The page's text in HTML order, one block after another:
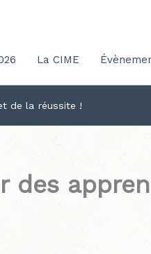
La CIME
de la réussite !